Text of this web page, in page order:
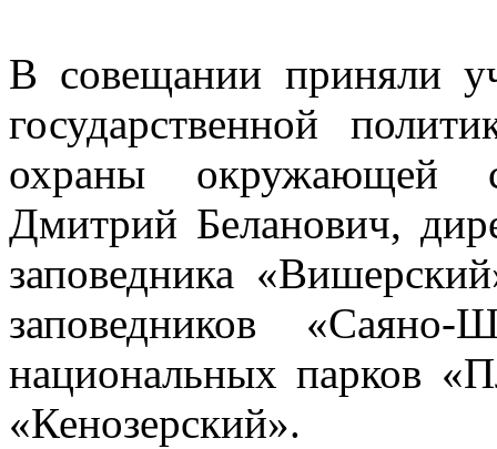
В совещании приняли
государственной
охраны окружающей
Дмитрий Беланович,
заповедника
заповедников
национальных парков
«Кенозерский».